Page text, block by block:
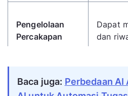
Pengelolaan
Percakapan
Dapat
dan
Use Case
Baca juga: Perbedaan